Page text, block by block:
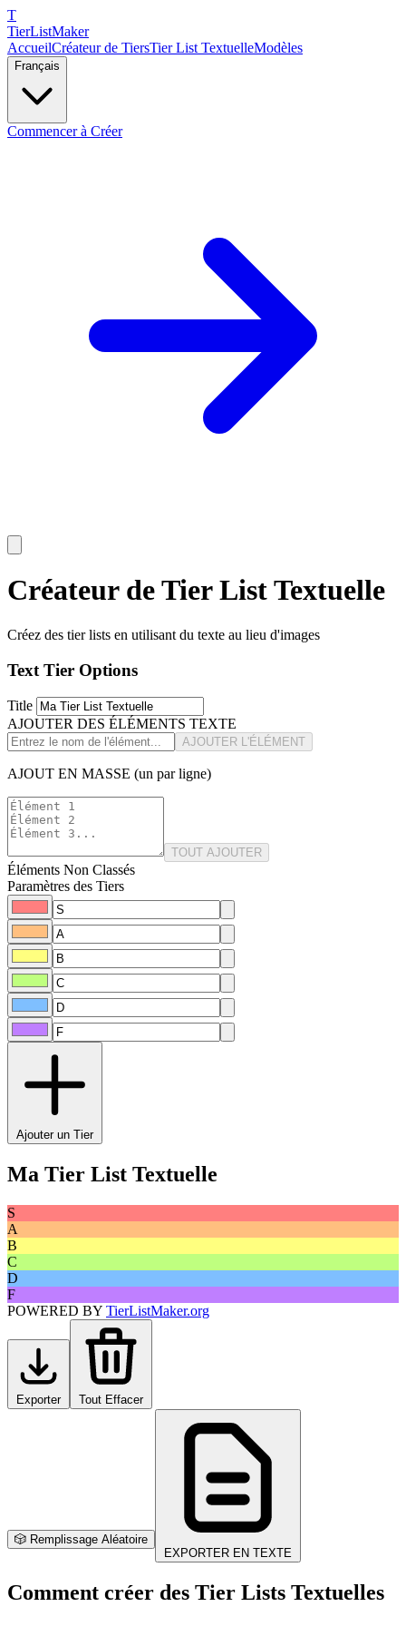
T
TierListMaker
AccueilCréateur de TiersTier List TextuelleModèles
Français
Commencer à Créer
Créateur de Tier List Textuelle
Créez des tier lists en utilisant du texte au lieu d'images
Text Tier Options
Title
AJOUTER DES ÉLÉMENTS TEXTE
AJOUTER L'ÉLÉMENT
AJOUT EN MASSE (un par ligne)
TOUT AJOUTER
Éléments Non Classés
Paramètres des Tiers
Ajouter un Tier
Ma Tier List Textuelle
S
A
B
C
D
F
POWERED BY TierListMaker.org
Exporter Tout Effacer
🎲 Remplissage Aléatoire
EXPORTER EN TEXTE
Comment créer des Tier Lists Textuelles